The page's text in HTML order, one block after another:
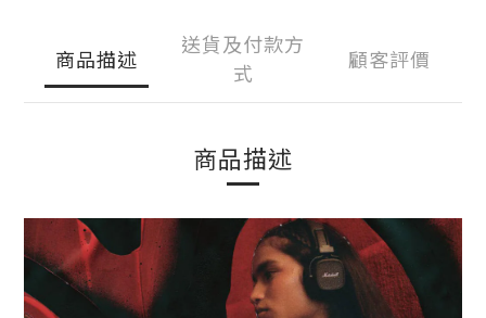
商品描述
送貨及付款方
式
顧客評價
商品描述